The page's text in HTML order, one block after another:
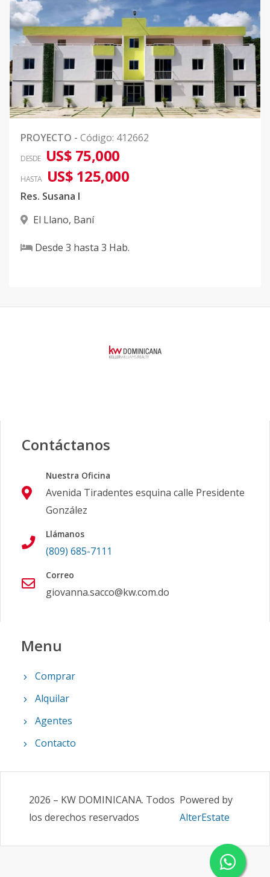
PROYECTO - Código: 412662
DESDE US$ 75,000
HASTA US$ 125,000
Res. Susana I
El Llano, Baní
Desde 3 hasta 3 Hab.
Contáctanos
Nuestra Oficina
Avenida Tiradentes esquina calle Presidente
González
Llámanos
(809) 685-7111
Correo
giovanna.sacco@kw.com.do
Menu
Comprar
Alquilar
Agentes
Contacto
2026 – KW DOMINICANA. Todos
los derechos reservados
Powered by
AlterEstate